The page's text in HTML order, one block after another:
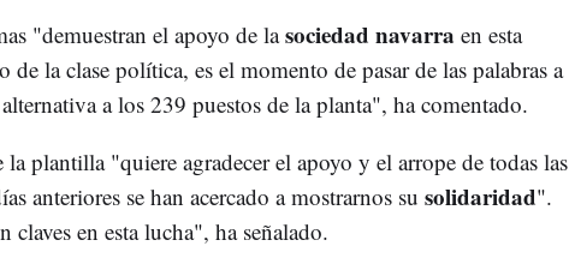
"demuestran el apoyo de lasociedad navarra en esta
la clase política, es el momento de pasar de las palabras a
a los 239 puestos de la planta", ha comentado.
plantilla "quiere agradecer el apoyo y el arrope de todas las
anteriores se han acercado a mostrarnos su solidaridad".
en esta lucha", ha señalado.